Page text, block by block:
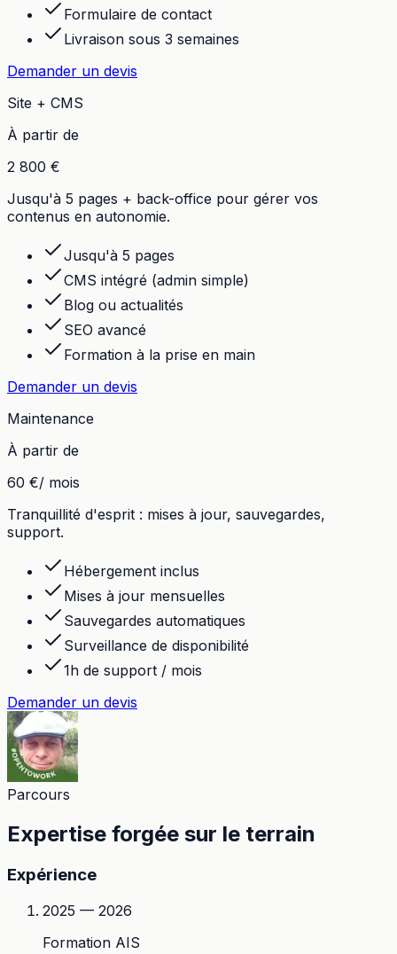
Formulaire de contact
Livraison sous 3 semaines
Demander un devis
Site + CMS
À partir de
2 800 €
Jusqu'à 5 pages + back-office pour gérer vos
contenus en autonomie.
Jusqu'à 5 pages
CMS intégré (admin simple)
Blog ou actualités
SEO avancé
Formation à la prise en main
Demander un devis
Maintenance
À partir de
60 €/ mois
Tranquillité d'esprit : mises à jour, sauvegardes,
support.
Hébergement inclus
Mises à jour mensuelles
Sauvegardes automatiques
Surveillance de disponibilité
1h de support / mois
Demander un devis
Parcours
Expertise forgée sur le terrain
Expérience
2025 — 2026
Formation AIS